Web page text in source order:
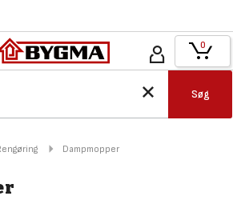
Søg
0
Dampmopper